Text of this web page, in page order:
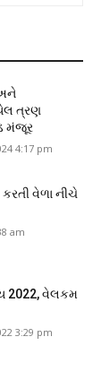
અને
ત્રણ
મંજૂર
4:17 pm
કરતી વેળા નીચે
am
2022, વેલકમ
3:29 pm